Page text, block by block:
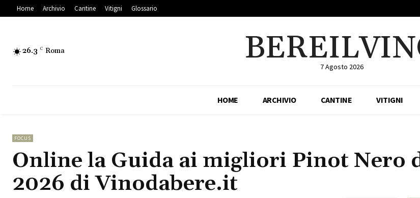
Home Archivio Cantine Vitigni Glossario
26.3 C Roma
7 Agosto 2026
HOME ARCHIVIO CANTINE VITIGNI
FOCUS
Online la Guida ai migliori Pinot Nero
2026 di Vinodabere.it